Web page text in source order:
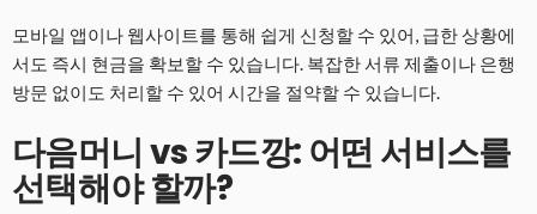
모바일 앱이나 웹사이트를 통해 쉽게 신청할 수 있어, 급한 상황에
서도 즉시 현금을 확보할 수 있습니다. 복잡한 서류 제출이나 은행
방문 없이도 처리할 수 있어 시간을 절약할 수 있습니다.
다음머니 vs 카드깡: 어떤 서비스를
선택해야 할까?